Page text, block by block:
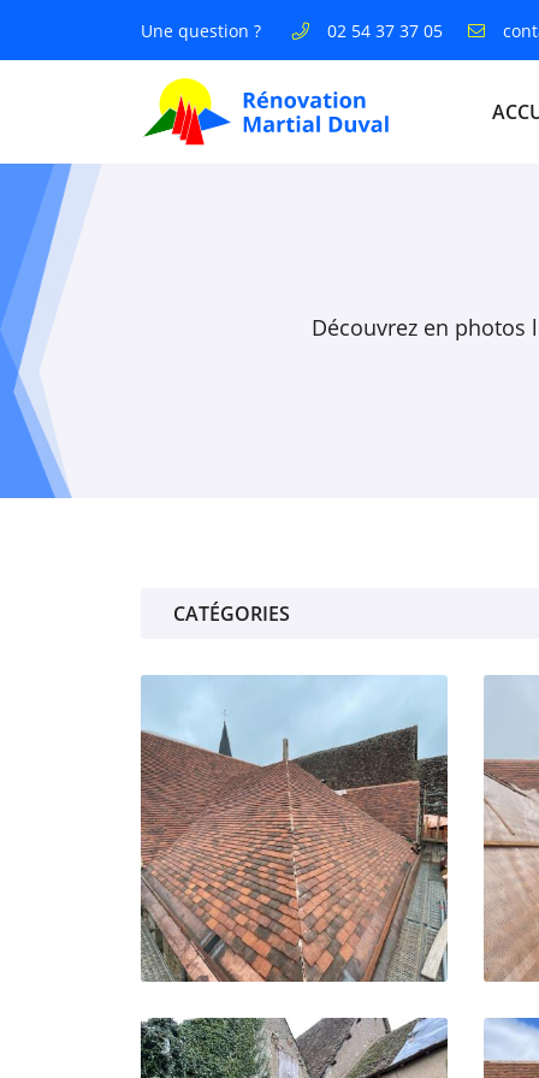
Une question ? 02 54 37 37 05
Zone Artisanale Croix de l'auberté,
36370 Bélâbre
02 54 37 37 05

Rafraîchir le captcha
le formulaire de désinscription
INSCRIPTION
Découvrez en photos
CATÉGORIES